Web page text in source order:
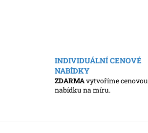
r
INDIVIDUÁLNÍ CENOVÉ
NABÍDKY
ZDARMAvytvoříme cenovou
nabídku na míru.